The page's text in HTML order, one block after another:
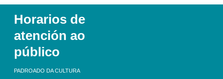
Horarios de
atención ao
público
PADROADO DA CULTURA